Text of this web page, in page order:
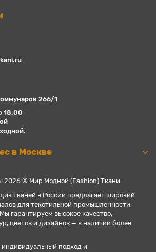
266/1
18.00
в Москве
2026 © Мир Модной (Fashion) Ткани.
тканей в России предлагает широкий
для текстильной промышленности,
гарантируем высокое качество,
цветов и дизайнов — в наличии более
подход и